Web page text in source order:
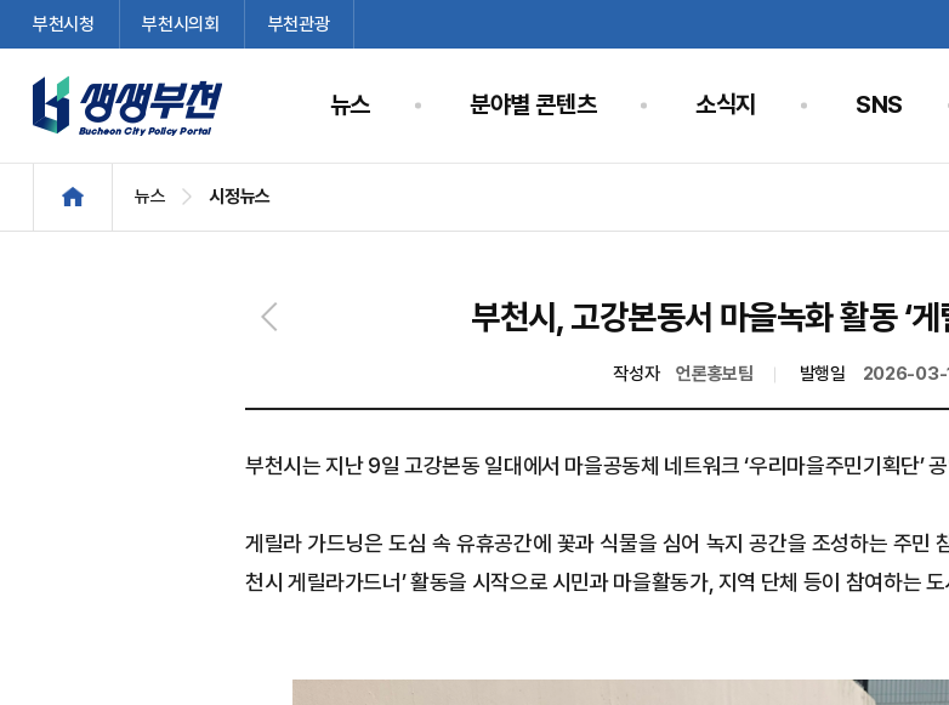
부천시청 부천시의회 부천관광
뉴스 분야별 콘텐츠 소식지 SNS
뉴스 시정뉴스
부천시, 고강본동서 마을녹화 활동 ‘
작성자 언론홍보팀 발행일 2026-03-
부천시는 지난 9일 고강본동 일대에서 마을공동체 네트워크 ‘우리마을주민기획단’
게릴라 가드닝은 도심 속 유휴공간에 꽃과 식물을 심어 녹지 공간을 조성하는 주민
천시 게릴라가드너’ 활동을 시작으로 시민과 마을활동가, 지역 단체 등이 참여하는